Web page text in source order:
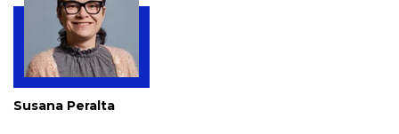
Susana Peralta